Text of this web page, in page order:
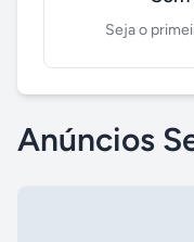
Seja o
Anúncios